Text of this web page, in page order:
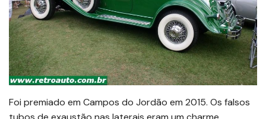
Foi premiado em Campos do Jordão em 2015. Os falsos